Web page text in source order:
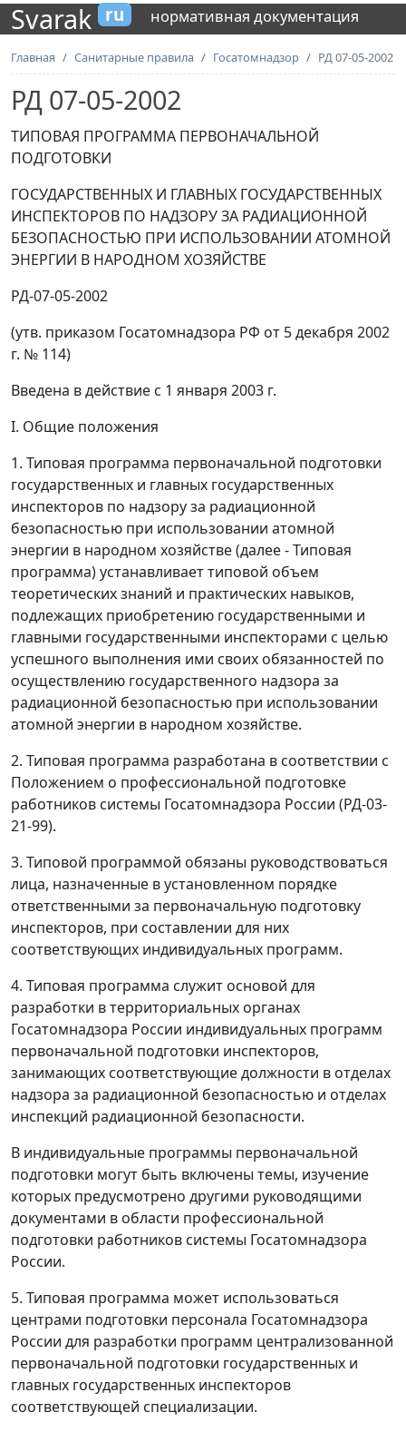
Svarak ru нормативная документация
Главная Санитарные правила Госатомнадзор РД 07-05-2002
РД 07-05-2002
ТИПОВАЯ ПРОГРАММА ПЕРВОНАЧАЛЬНОЙ
ПОДГОТОВКИ
ГОСУДАРСТВЕННЫХ И ГЛАВНЫХ ГОСУДАРСТВЕННЫХ
ИНСПЕКТОРОВ ПО НАДЗОРУ ЗА РАДИАЦИОННОЙ
БЕЗОПАСНОСТЬЮ ПРИ ИСПОЛЬЗОВАНИИ АТОМНОЙ
ЭНЕРГИИ В НАРОДНОМ ХОЗЯЙСТВЕ
РД-07-05-2002
(утв. приказом Госатомнадзора РФ от 5 декабря 2002
г. № 114)
Введена в действие с 1 января 2003 г.
I. Общие положения
1. Типовая программа первоначальной подготовки
государственных и главных государственных
инспекторов по надзору за радиационной
безопасностью при использовании атомной
энергии в народном хозяйстве (далее - Типовая
программа) устанавливает типовой объем
теоретических знаний и практических навыков,
подлежащих приобретению государственными и
главными государственными инспекторами с целью
успешного выполнения ими своих обязанностей по
осуществлению государственного надзора за
радиационной безопасностью при использовании
атомной энергии в народном хозяйстве.
2. Типовая программа разработана в соответствии с
Положением о профессиональной подготовке
работников системы Госатомнадзора России (РД-03-
21-99).
3. Типовой программой обязаны руководствоваться
лица, назначенные в установленном порядке
ответственными за первоначальную подготовку
инспекторов, при составлении для них
соответствующих индивидуальных программ.
4. Типовая программа служит основой для
разработки в территориальных органах
Госатомнадзора России индивидуальных программ
первоначальной подготовки инспекторов,
занимающих соответствующие должности в отделах
надзора за радиационной безопасностью и отделах
инспекций радиационной безопасности.
В индивидуальные программы первоначальной
подготовки могут быть включены темы, изучение
которых предусмотрено другими руководящими
документами в области профессиональной
подготовки работников системы Госатомнадзора
России.
5. Типовая программа может использоваться
центрами подготовки персонала Госатомнадзора
России для разработки программ централизованной
первоначальной подготовки государственных и
главных государственных инспекторов
соответствующей специализации.